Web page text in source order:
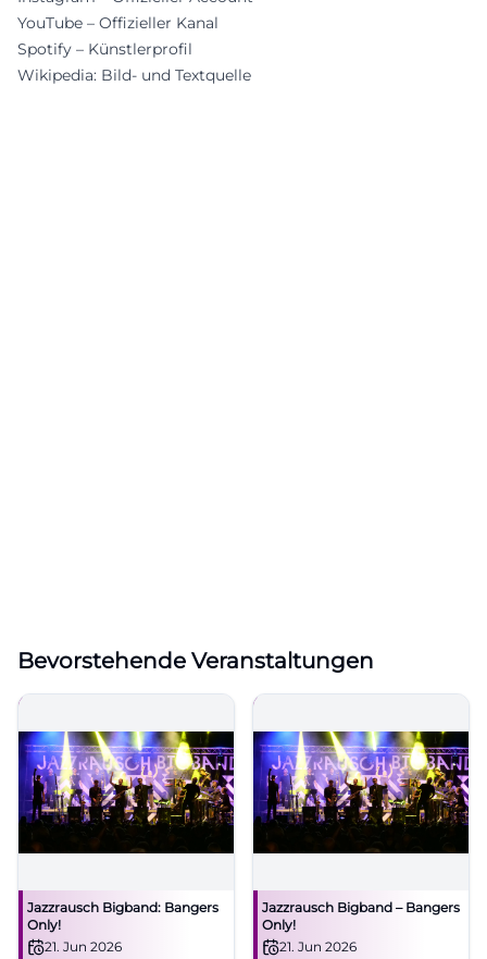
YouTube – Offizieller Kanal
Spotify – Künstlerprofil
Wikipedia: Bild- und Textquelle
Bevorstehende Veranstaltungen
Jazzrausch Bigband: Bangers
Only!
21. Jun 2026
Jazzrausch Bigband – Bangers
Only!
21. Jun 2026